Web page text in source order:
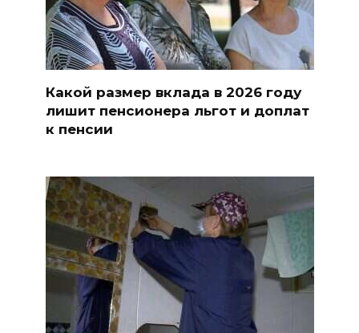
Какой размер вклада в 2026 году
лишит пенсионера льгот и доплат
к пенсии